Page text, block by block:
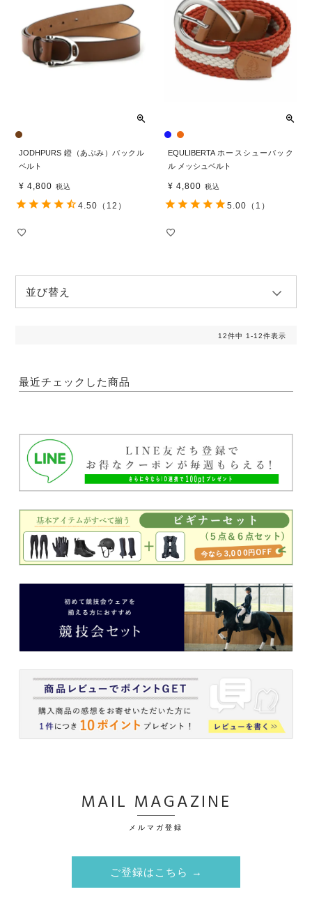
JODHPURS 鐙（あぶみ）バックル
ベルト
¥ 4,800 税込
4.50 （12）
EQULIBERTA ホースシューバック
ル メッシュベルト
¥ 4,800 税込
5.00 （1）
並び替え
12件中 1 -12件表示
最近チェックした商品
MAIL MAGAZINE
メルマガ登録
ご登録はこちら →